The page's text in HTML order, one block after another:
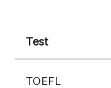
Test
TOEFL